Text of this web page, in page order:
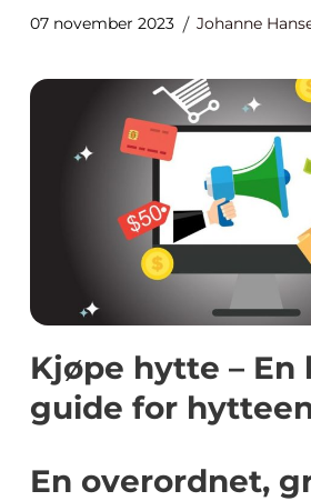
07 november 2023 Johanne
Kjøpe hytte –
guide for
En overordnet,